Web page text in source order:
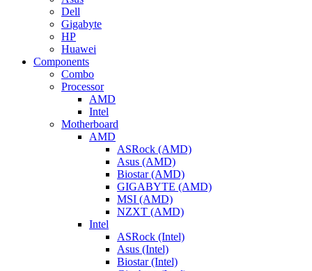
Dell
Gigabyte
HP
Huawei
Components
Combo
Processor
AMD
Intel
Motherboard
AMD
ASRock (AMD)
Asus (AMD)
Biostar (AMD)
GIGABYTE (AMD)
MSI (AMD)
NZXT (AMD)
Intel
ASRock (Intel)
Asus (Intel)
Biostar (Intel)